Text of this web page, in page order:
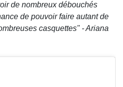
de nombreux débouchés
de pouvoir faire autant de
casquettes" -Ariana